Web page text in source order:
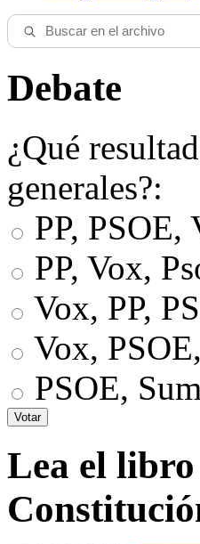
Debate
¿Qué
generales?:
PP,
PP, Vox,
Vox, PP,
Vox,
PSOE,
Lea el